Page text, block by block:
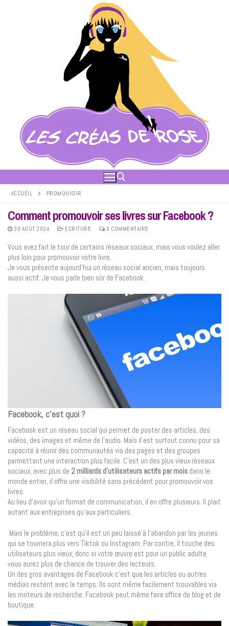
Rechercher :
ACCUEIL PROMOUVOIR
Comment promouvoir ses livres sur Facebook ?
30 AOÛT 2024 ECRITURE 0 COMMENTAIRE
Vous avez fait le tour de certains réseaux sociaux, mais vous voulez aller
plus loin pour promouvoir votre livre.
Je vous présente aujourd’hui un réseau social ancien, mais toujours
aussi actif. Je vous parle bien sûr de Facebook.
Facebook, c’est quoi ?
Facebook est un réseau social qui permet de poster des articles, des
vidéos, des images et même de l’audio. Mais il est surtout connu pour sa
capacité à réunir des communautés via des pages et des groupes
permettant une interaction plus facile. C’est un des plus vieux réseaux
sociaux, avec plus de 2 milliards d’utilisateurs actifs par mois dans le
monde entier, il offre une visibilité sans précédent pour promouvoir vos
livres.
Au lieu d’avoir qu’un format de communication, il en offre plusieurs. Il plait
autant aux entreprises qu’aux particuliers.
Mais le problème, c’est qu’il est un peu laissé à l’abandon par les jeunes
qui se tournera plus vers Tiktok ou Instagram. Par contre, il touche des
utilisateurs plus vieux, donc si votre œuvre est pour un public adulte
vous aurez plus de chance de trouver des lecteurs.
Un des gros avantages de Facebook c’est que les articles ou autres
médias restent avec le temps. Ils sont même facilement trouvables via
les moteurs de recherche. Facebook peut même faire office de blog et de
boutique.